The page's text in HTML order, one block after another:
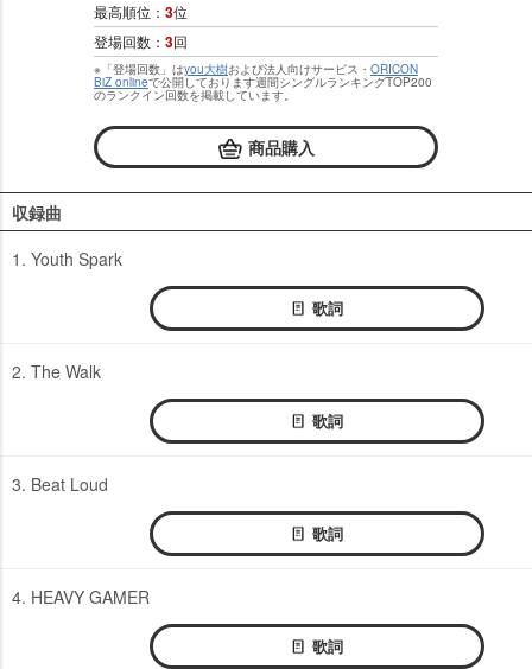
最高順位： 3位
登場回数： 3回
※「登場回数」はyou大樹および法人向けサービス・ ORICON
BiZ onlineで公開しております週間シングルランキングTOP200
のランクイン回数を掲載しています。
商品購入
収録曲
1. Youth Spark
歌詞
2. The Walk
歌詞
3. Beat Loud
歌詞
4. HEAVY GAMER
歌詞